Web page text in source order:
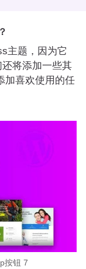
题，因为它
将添加一些其
加喜欢使用的任
按钮 7